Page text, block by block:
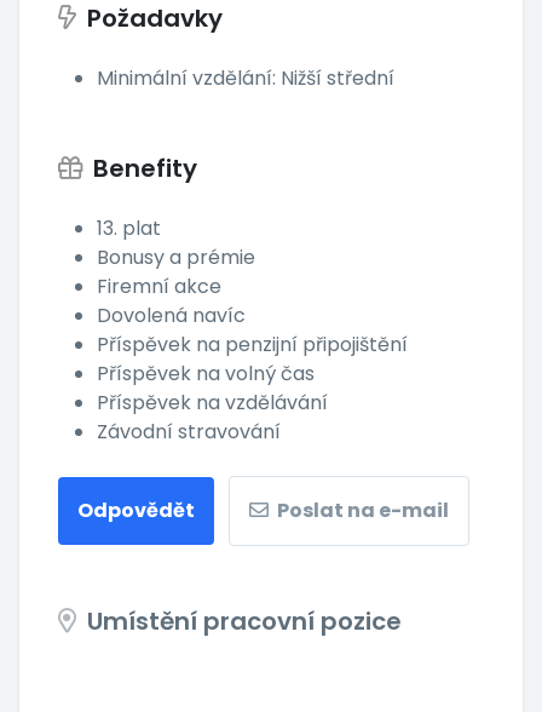
Požadavky
Minimální vzdělání: Nižší střední
Benefity
13. plat
Bonusy a prémie
Firemní akce
Dovolená navíc
Příspěvek na penzijní připojištění
Příspěvek na volný čas
Příspěvek na vzdělávání
Závodní stravování
Odpovědět Poslat na e-mail
Umístění pracovní pozice